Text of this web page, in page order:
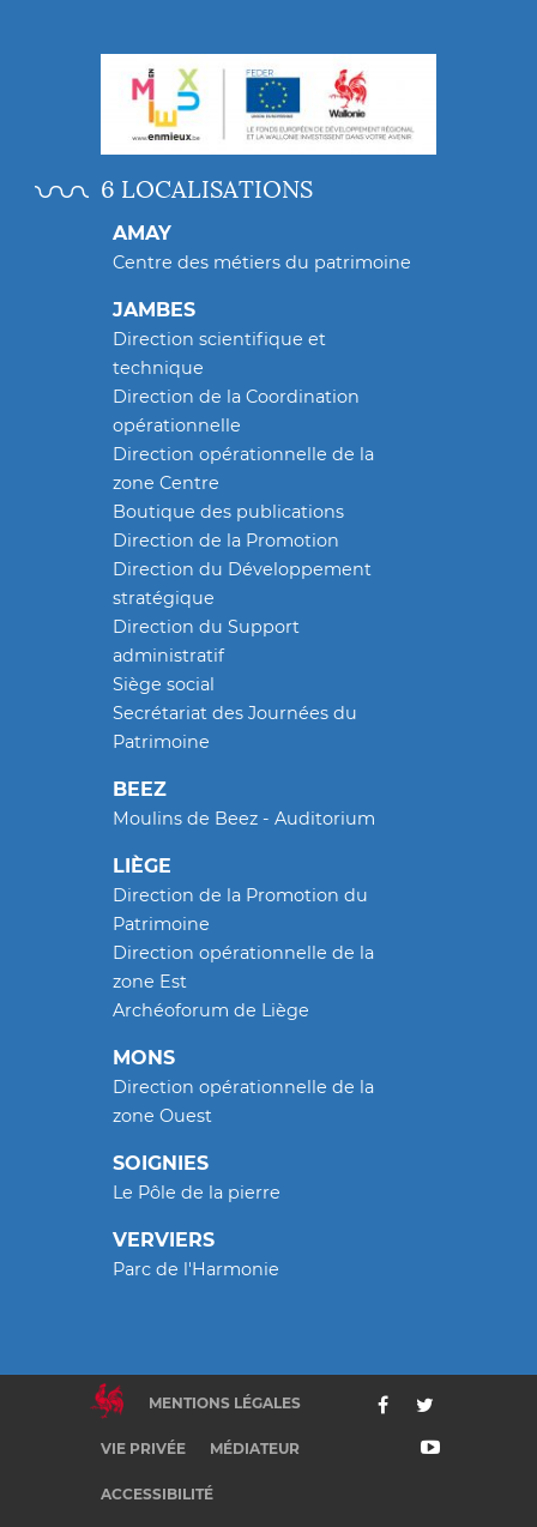
6 LOCALISATIONS
AMAY
Centre des métiers du patrimoine
JAMBES
Direction scientifique et
technique
Direction de la Coordination
opérationnelle
Direction opérationnelle de la
zone Centre
Boutique des publications
Direction de la Promotion
Direction du Développement
stratégique
Direction du Support
administratif
Siège social
Secrétariat des Journées du
Patrimoine
BEEZ
Moulins de Beez - Auditorium
LIÈGE
Direction de la Promotion du
Patrimoine
Direction opérationnelle de la
zone Est
Archéoforum de Liège
MONS
Direction opérationnelle de la
zone Ouest
SOIGNIES
Le Pôle de la pierre
VERVIERS
Parc de l'Harmonie
MENTIONS LÉGALES
VIE PRIVÉE MÉDIATEUR
ACCESSIBILITÉ